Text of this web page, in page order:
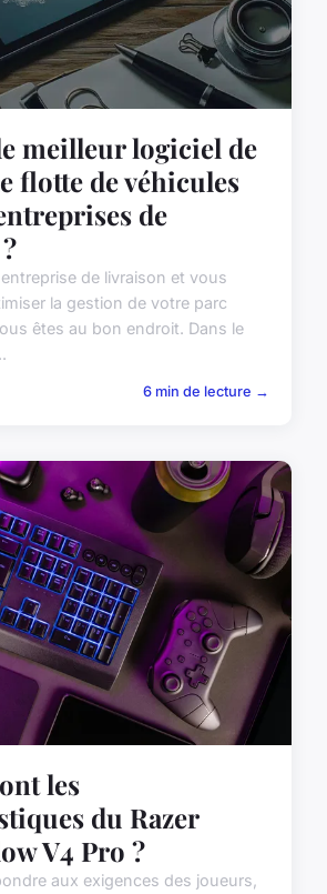
meilleur logiciel de
flotte de véhicules
de
de livraison et vous
la gestion de votre parc
êtes au bon endroit. Dans le
6 min de lecture →
les
du Razer
V4 Pro ?
aux exigences des joueurs,